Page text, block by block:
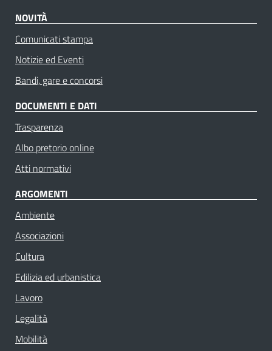
NOVITÀ
Comunicati stampa
Notizie ed Eventi
Bandi, gare e concorsi
DOCUMENTI E DATI
Trasparenza
Albo pretorio online
Atti normativi
ARGOMENTI
Ambiente
Associazioni
Cultura
Edilizia ed urbanistica
Lavoro
Legalità
Mobilità